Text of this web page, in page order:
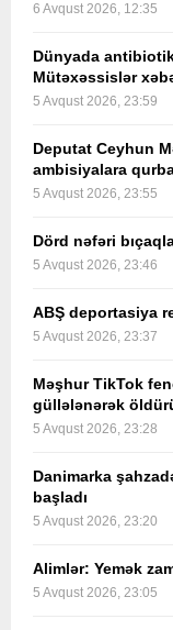
6 Avqust 2026, 12:35
Dünyada
Mütəxəssislər
5 Avqust 2026, 23:59
Deputat Ceyhun
ambisiyalara
5 Avqust 2026, 23:55
Dörd nəfəri
5 Avqust 2026, 23:46
ABŞ deportasiya
5 Avqust 2026, 23:37
Məşhur TikTok
güllələnərək
5 Avqust 2026, 23:28
Danimarka
başladı
5 Avqust 2026, 23:20
Alimlər: Yemək
5 Avqust 2026, 23:05